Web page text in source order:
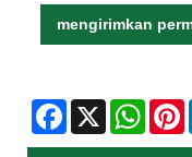
mengirimkan
Facebook
X